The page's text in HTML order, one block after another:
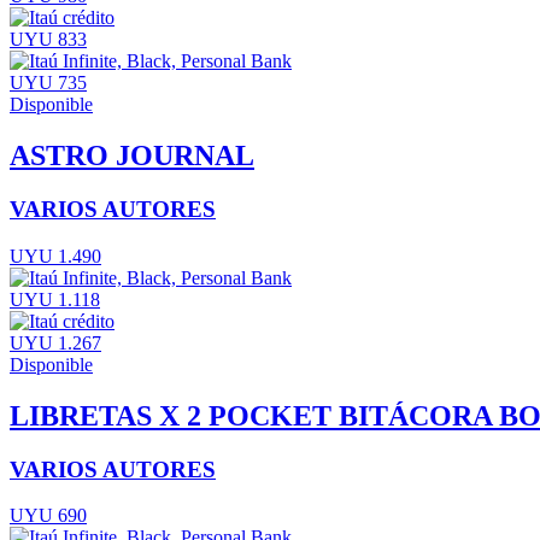
UYU 833
UYU 735
Disponible
ASTRO JOURNAL
VARIOS AUTORES
UYU 1.490
UYU 1.118
UYU 1.267
Disponible
LIBRETAS X 2 POCKET BITÁCORA
VARIOS AUTORES
UYU 690